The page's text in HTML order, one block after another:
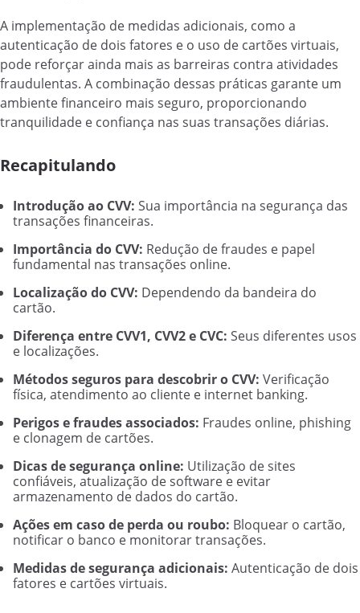
A implementação de medidas adicionais, como a
autenticação de dois fatores e o uso de cartões virtuais,
pode reforçar ainda mais as barreiras contra atividades
fraudulentas. A combinação dessas práticas garante um
ambiente financeiro mais seguro, proporcionando
tranquilidade e confiança nas suas transações diárias.
Recapitulando
Introdução ao CVV: Sua importância na segurança das
transações financeiras.
Importância do CVV: Redução de fraudes e papel
fundamental nas transações online.
Localização do CVV: Dependendo da bandeira do
cartão.
Diferença entre CVV1, CVV2 e CVC: Seus diferentes usos
e localizações.
Métodos seguros para descobrir o CVV: Verificação
física, atendimento ao cliente e internet banking.
Perigos e fraudes associados: Fraudes online, phishing
e clonagem de cartões.
Dicas de segurança online: Utilização de sites
confiáveis, atualização de software e evitar
armazenamento de dados do cartão.
Ações em caso de perda ou roubo: Bloquear o cartão,
notificar o banco e monitorar transações.
Medidas de segurança adicionais: Autenticação de dois
fatores e cartões virtuais.